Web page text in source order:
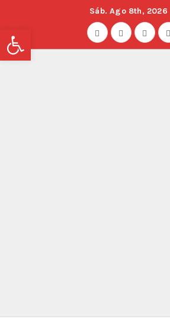
Sáb. Ago 8th, 2026
Abrir barra de